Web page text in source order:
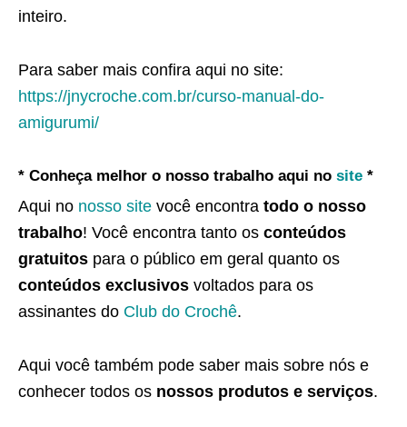
inteiro.
Para saber mais confira aqui no site:
https://jnycroche.com.br/curso-manual-do-
amigurumi/
* Conheça melhor o nosso trabalho aqui no site *
Aqui no nosso site você encontra todo o nosso
trabalho! Você encontra tanto os conteúdos
gratuitos para o público em geral quanto os
conteúdos exclusivos voltados para os
assinantes do Club do Crochê.
Aqui você também pode saber mais sobre nós e
conhecer todos os nossos produtos e serviços.